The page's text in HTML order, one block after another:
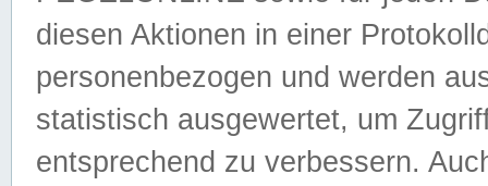
diesen Aktionen in einer
personenbezogen und werden
statistisch ausgewertet, um
entsprechend zu verbessern.